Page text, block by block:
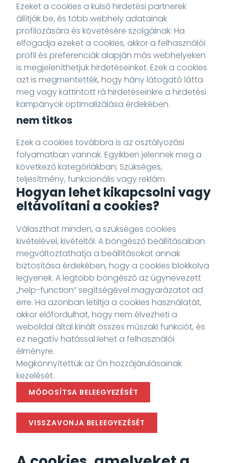
Ezeket a cookies a külső hirdetési partnerek
állítják be, és több webhely adatainak
profilozására és követésére szolgálnak. Ha
elfogadja ezeket a cookies, akkor a felhasználói
profil és preferenciák alapján más webhelyeken
is megjeleníthetjük hirdetéseinket. Ezek a cookies
azt is megmentették, hogy hány látogató látta
meg vagy kattintott rá hirdetéseinkre a hirdetési
kampányok optimalizálása érdekében.
nem titkos
Ezek a cookies továbbra is az osztályozási
folyamatban vannak. Egyikben jelennek meg a
következő kategóriákban; Szükséges,
teljesítmény, funkcionális vagy reklám.
Hogyan lehet kikapcsolni vagy
eltávolítani a cookies?
Választhat minden, a szükséges cookies
kivételével, kivételtől. A böngésző beállításaiban
megváltoztathatja a beállításokat annak
biztosítása érdekében, hogy a cookies blokkolva
legyenek. A legtöbb böngésző az úgynevezett
„help-function” segítségével magyarázatot ad
erre. Ha azonban letiltja a cookies használatát,
akkor előfordulhat, hogy nem élvezheti a
weboldal által kínált összes műszaki funkciót, és
ez negatív hatással lehet a felhasználói
élményre.
Megkönnyítettük az Ön hozzájárulásainak
kezelését.
MÓDOSÍTSA BELEEGYEZÉSÉT
VISSZAVONJA BELEEGYEZÉSÉT